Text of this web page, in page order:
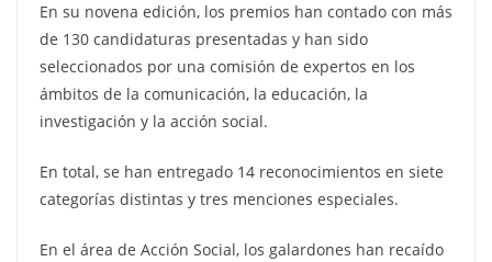
En su novena edición, los premios han contado con más
de 130 candidaturas presentadas y han sido
seleccionados por una comisión de expertos en los
ámbitos de la comunicación, la educación, la
investigación y la acción social.
En total, se han entregado 14 reconocimientos en siete
categorías distintas y tres menciones especiales.
En el área de Acción Social, los galardones han recaído